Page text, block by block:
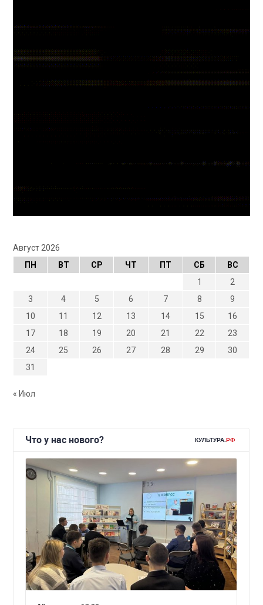
Август 2026
ПН
ВТ СР ЧТ ПТ СБ
ВС
1
2
3
4 5 6 7 8
9
10
11 12 13 14 15
16
17
18 19 20 21 22
23
24
25 26 27 28 29
30
31
« Июл